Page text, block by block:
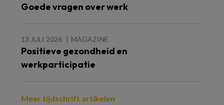
Goede vragen over werk
13 JULI 2026 MAGAZINE
Positieve gezondheid en
werkparticipatie
Meer tijdschrift artikelen